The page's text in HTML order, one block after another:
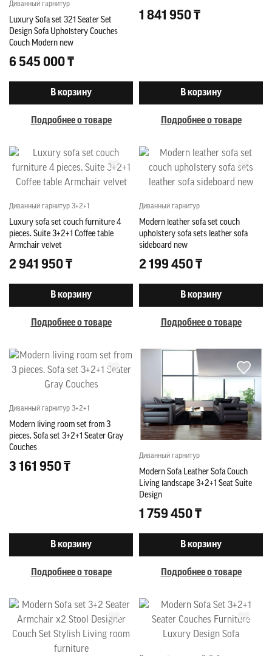
Диванный гарнитур
Luxury Sofa set 321 Seater Set
Design Sofa Upholstery Couches
Couch Modern new
6 545 000 ₸
В корзину
Подробнее о товаре
1 841 950 ₸
В корзину
Подробнее о товаре
Диванный гарнитур 3+2+1
Luxury sofa set couch furniture 4
pieces. Suite 3+2+1 Coffee table
Armchair velvet
2 941 950 ₸
В корзину
Подробнее о товаре
Диванный гарнитур
Modern leather sofa set couch
upholstery sofa sets leather sofa
sideboard new
2 199 450 ₸
В корзину
Подробнее о товаре
Диванный гарнитур 3+2+1
Modern living room set from 3
pieces. Sofa set 3+2+1 Seater Gray
Couches
3 161 950 ₸
В корзину
Подробнее о товаре
Диванный гарнитур
Modern Sofa Leather Sofa Couch
Living landscape 3+2+1 Seat Suite
Design
1 759 450 ₸
В корзину
Подробнее о товаре